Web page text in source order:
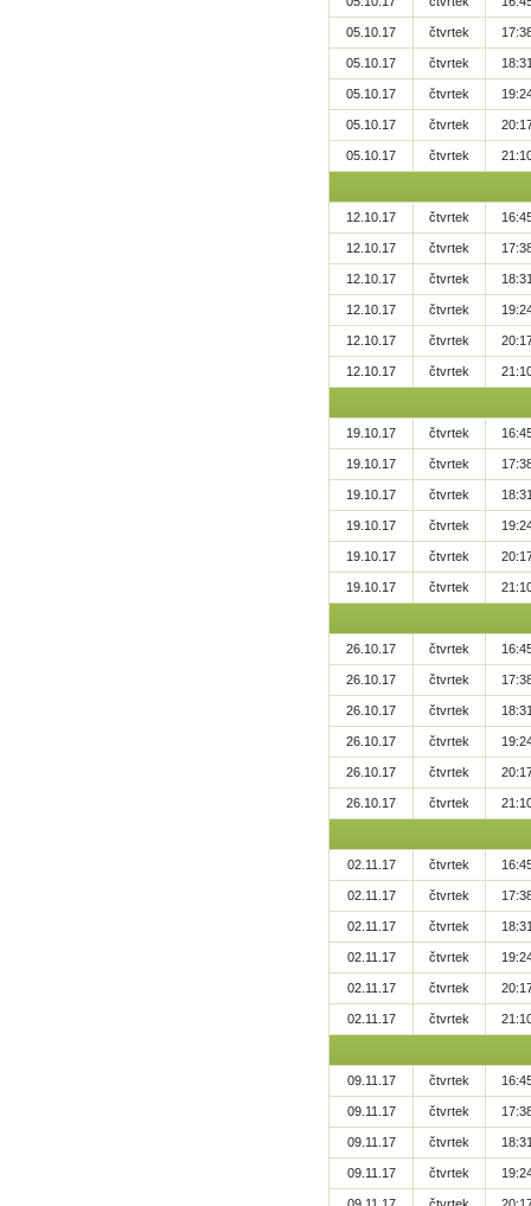
05.10.17 čtvrtek
05.10.17 čtvrtek
05.10.17 čtvrtek
05.10.17 čtvrtek
05.10.17 čtvrtek
12.10.17 čtvrtek
12.10.17 čtvrtek
12.10.17 čtvrtek
12.10.17 čtvrtek
12.10.17 čtvrtek
12.10.17 čtvrtek
19.10.17 čtvrtek
19.10.17 čtvrtek
19.10.17 čtvrtek
19.10.17 čtvrtek
19.10.17 čtvrtek
19.10.17 čtvrtek
26.10.17 čtvrtek
26.10.17 čtvrtek
26.10.17 čtvrtek
26.10.17 čtvrtek
26.10.17 čtvrtek
26.10.17 čtvrtek
02.11.17 čtvrtek
02.11.17 čtvrtek
02.11.17 čtvrtek
02.11.17 čtvrtek
02.11.17 čtvrtek
02.11.17 čtvrtek
09.11.17 čtvrtek
09.11.17 čtvrtek
09.11.17 čtvrtek
09.11.17 čtvrtek